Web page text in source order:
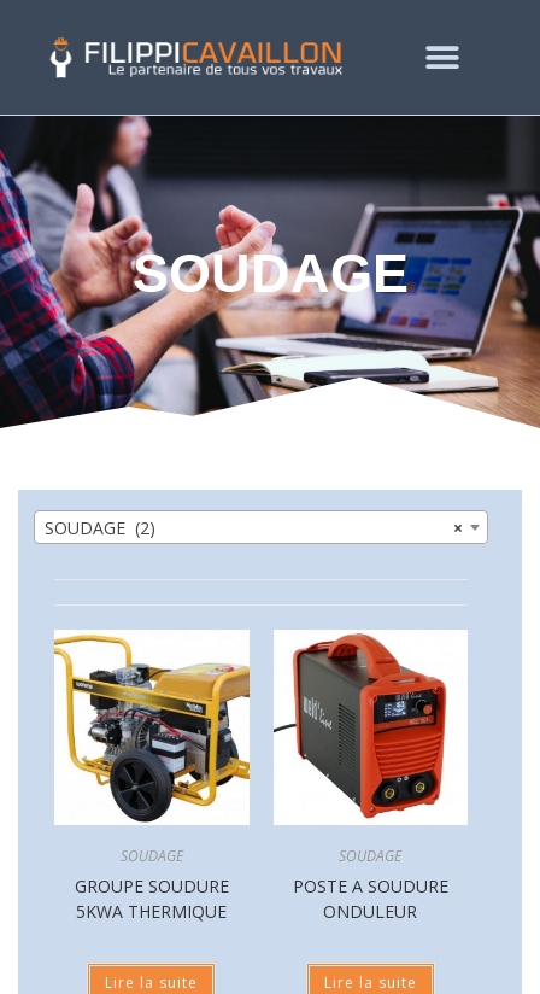
SOUDAGE
×
SOUDAGE (2)
SOUDAGE
GROUPE SOUDURE
5KWA THERMIQUE
Lire la suite
SOUDAGE
POSTE A SOUDURE
ONDULEUR
Lire la suite